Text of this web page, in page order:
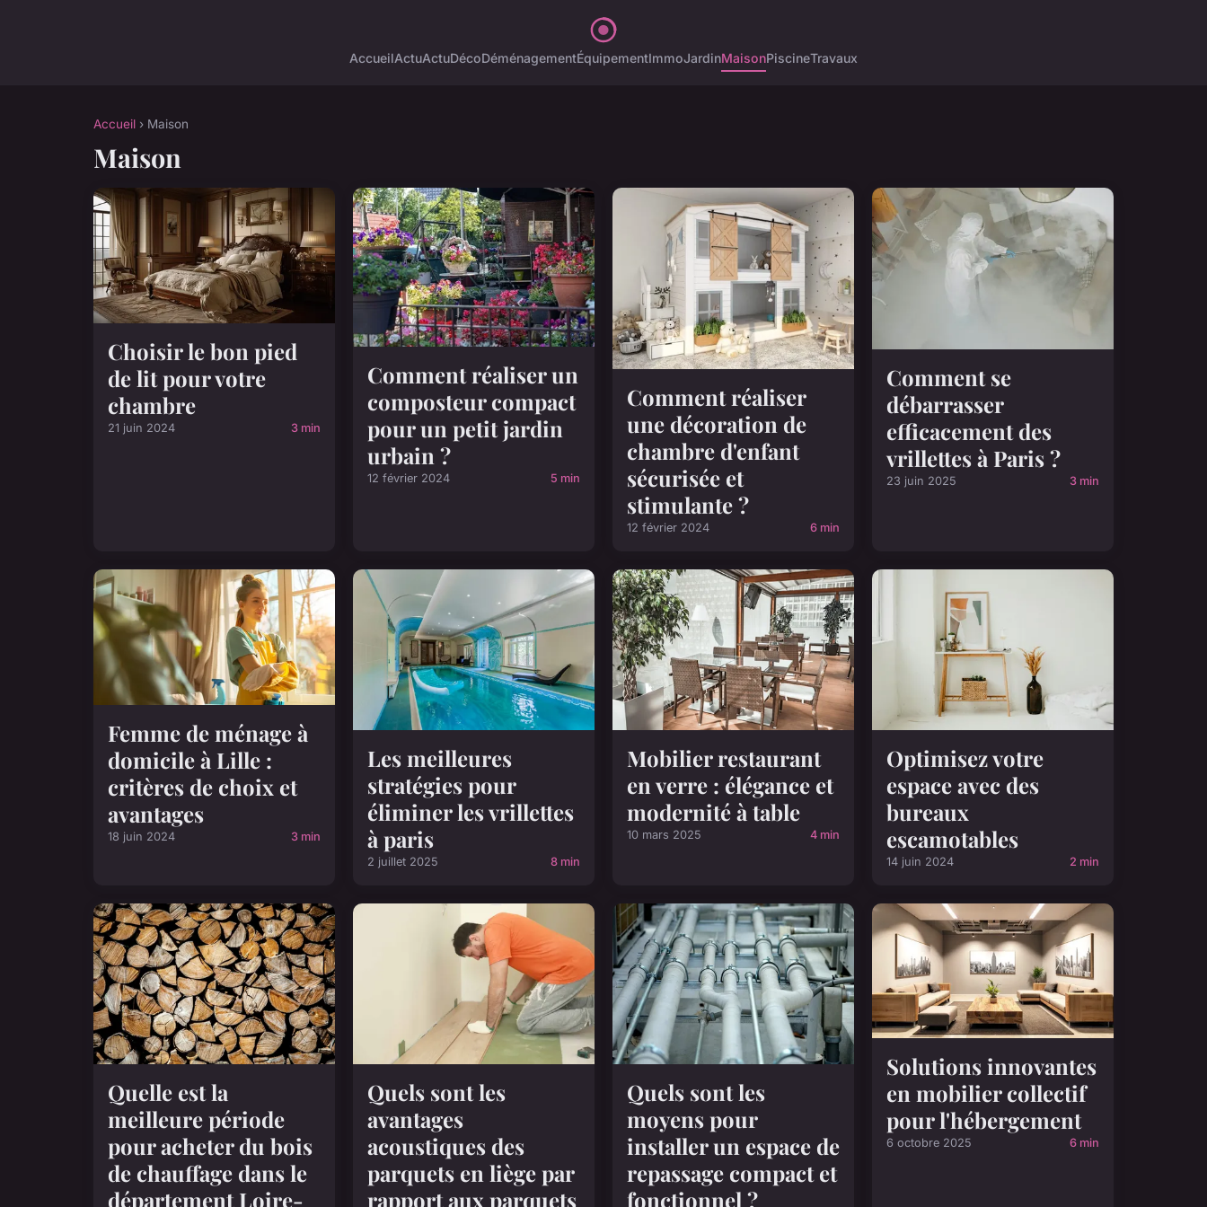
AccueilActuActuDécoDéménagementÉquipementImmoJardinMaisonPiscineTravaux
Accueil › Maison
Maison
Choisir le bon pied
de lit pour votre
chambre
21 juin 2024 3 min
Comment réaliser un
composteur compact
pour un petit jardin
urbain ?
12 février 2024 5 min
Comment réaliser
une décoration de
chambre d'enfant
sécurisée et
stimulante ?
12 février 2024 6 min
Comment se
débarrasser
efficacement des
vrillettes à Paris ?
23 juin 2025 3 min
Femme de ménage à
domicile à Lille :
critères de choix et
avantages
18 juin 2024 3 min
Les meilleures
stratégies pour
éliminer les vrillettes
à paris
2 juillet 2025 8 min
Mobilier restaurant
en verre : élégance et
modernité à table
10 mars 2025 4 min
Optimisez votre
espace avec des
bureaux
escamotables
14 juin 2024 2 min
Quelle est la
meilleure période
pour acheter du bois
de chauffage dans le
département Loire-
Quels sont les
avantages
acoustiques des
parquets en liège par
rapport aux parquets
Quels sont les
moyens pour
installer un espace de
repassage compact et
fonctionnel ?
Solutions innovantes
en mobilier collectif
pour l'hébergement
6 octobre 2025 6 min